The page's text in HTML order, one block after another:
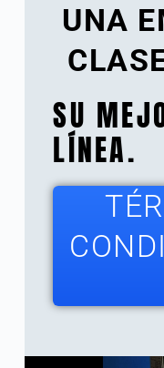
UNA
SU
LÍNEA.